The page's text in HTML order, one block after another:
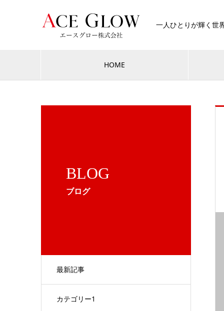
一人ひとりが輝く世
HOME
BLOG
ブログ
最新記事
カテゴリー1